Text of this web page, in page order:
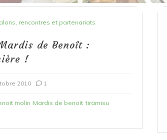
rencontres et partenariats
de Benoît :
!
2010 1
molin Mardis de benoit tiramisu
fondue de poireau à l’orange
et tuile épicée
6 mars 2020